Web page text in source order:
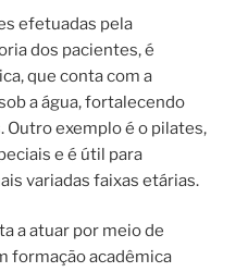
efetuadas pela
dos pacientes, é
que conta com a
a água, fortalecendo
Outro exemplo é o pilates,
e é útil para
variadas faixas etárias.
a atuar por meio de
formação acadêmica